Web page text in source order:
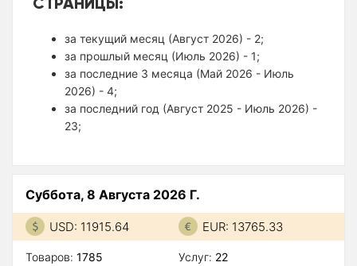
за текущий месяц (Август 2026) - 2;
за прошлый месяц (Июль 2026) - 1;
за последние 3 месяца (Май 2026 - Июль
2026) - 4;
за последний год (Август 2025 - Июль 2026) -
23;
Суббота, 8 Августа 2026 Г.
USD: 11915.64 EUR: 13765.33
Товаров: 1785
Услуг: 22